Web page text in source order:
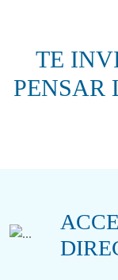
TE
PENSAR